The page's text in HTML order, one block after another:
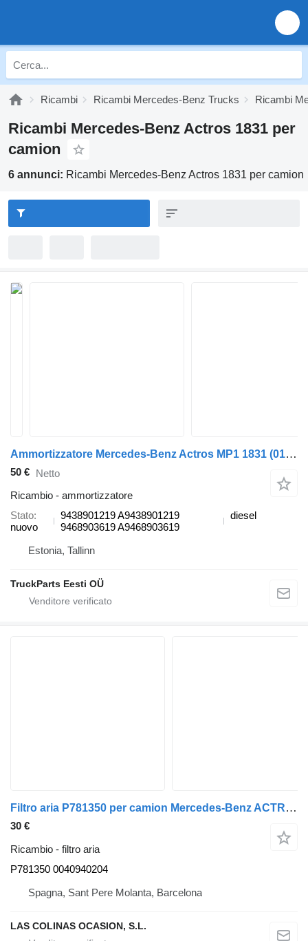
Ricambi Ricambi Mercedes-Benz Trucks Ricambi
Ricambi Mercedes-Benz Actros 1831 per
camion
6 annunci: Ricambi Mercedes-Benz Actros 1831 per camion
Ammortizzatore Mercedes-Benz Actros MP1 1831 (01.96-12.02) 9438901219 per camion Mercedes-Benz Actros, Axor MP1, MP2, MP3 (1996-2014)
50 € Netto
Ricambio - ammortizzatore
Stato
nuovo
9438901219 A9438901219
9468903619 A9468903619
diesel
Estonia, Tallinn
TruckParts Eesti OÜ
Filtro aria P781350 per camion Mercedes-Benz ACTROS 1831
30 €
Ricambio - filtro aria
P781350 0040940204
Spagna, Sant Pere Molanta, Barcelona
LAS COLINAS OCASION, S.L.